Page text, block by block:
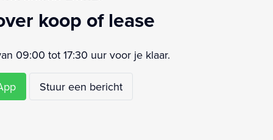
multifunctioneel
herkenning
verwarmd
glas
koop of lease
09:00 tot 17:30 uur voor je klaar.
Stuur een bericht